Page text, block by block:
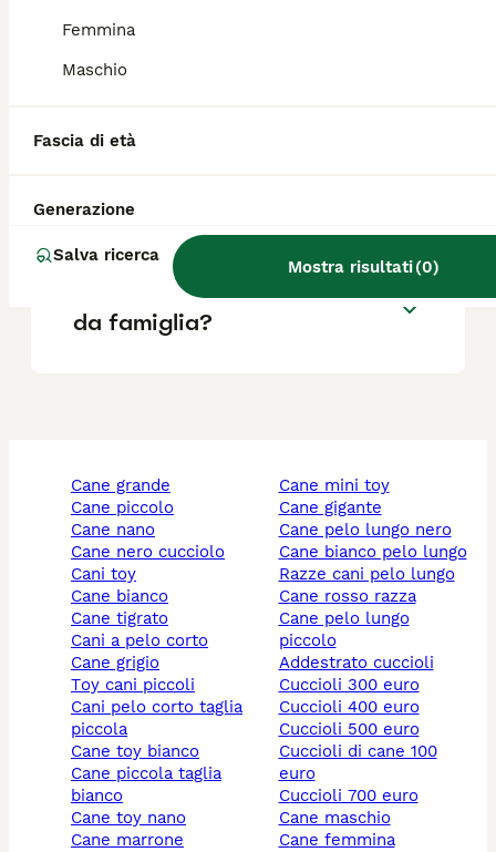
Femmina
Maschio
Fascia di età
Generazione
Salva ricerca
Mostra risultati(0)
L'Irish Terrier perde pelo?
L'Irish Terrier è un buon cane
da famiglia?
cane grande
cane piccolo
cane nano
cane nero cucciolo
cani toy
cane bianco
cane tigrato
cani a pelo corto
cane grigio
toy cani piccoli
cani pelo corto taglia
piccola
cane toy bianco
cane piccola taglia
bianco
cane toy nano
cane marrone
cane mini toy
cane gigante
cane pelo lungo nero
cane bianco pelo lungo
razze cani pelo lungo
cane rosso razza
cane pelo lungo
piccolo
addestrato cuccioli
cuccioli 300 euro
cuccioli 400 euro
cuccioli 500 euro
cuccioli di cane 100
euro
cuccioli 700 euro
cane maschio
cane femmina